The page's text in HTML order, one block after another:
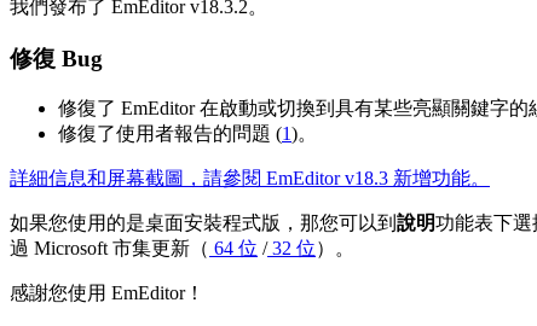
我們發布了 EmEditor v18.3.2。
修復 Bug
修復了 EmEditor 在啟動或切換到具有某些亮顯關鍵字的
修復了使用者報告的問題 (1)。
詳細信息和屏幕截圖，請參閱 EmEditor v18.3 新增功能。
如果您使用的是桌面安裝程式版，那您可以到 說明功能表下選
過 Microsoft 市集更新（ 64 位 /32 位）。
感謝您使用 EmEditor！